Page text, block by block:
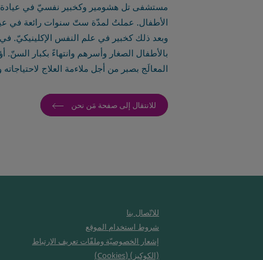
مستشفى تل هشومير وكخبير نفسيّ في عيادة
الأطفال. عملتُ لمدّة ستّ سنوات رائعة في
وبعد ذلك كخبير في علم النفس الإكلينيكيّ.
بالأطفال الصغار وأسرهم وانتهاءً بكبار
المعالَج بصبر من أجل ملاءمة العلاج لاحتياجاته
للانتقال إلى صفحة مَن نحن
للاتّصال بنا
شروط استخدام الموقع
إشعار الخصوصيّة وملفّات تعريف الارتباط
(الكوكيز) (Cookies)